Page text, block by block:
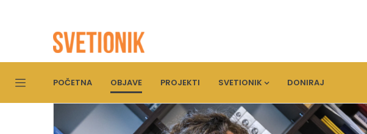
POČETNA OBJAVE PROJEKTI SVETIONIK DONIRAJ